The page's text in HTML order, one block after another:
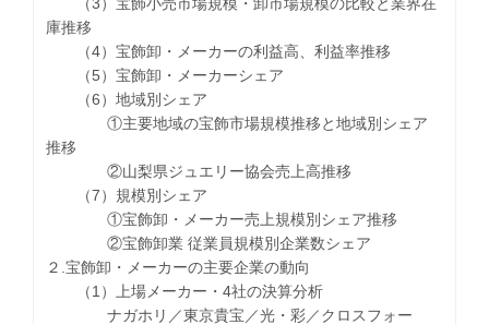
庫推移
（4）宝飾卸・メーカーの利益高、利益率推移
（5）宝飾卸・メーカーシェア
（6）地域別シェア
①主要地域の宝飾市場規模推移と地域別シェア
推移
②山梨県ジュエリー協会売上高推移
（7）規模別シェア
①宝飾卸・メーカー売上規模別シェア推移
②宝飾卸業 従業員規模別企業数シェア
２.宝飾卸・メーカーの主要企業の動向
（1）上場メーカー・4社の決算分析
ナガホリ／東京貴宝／光・彩／クロスフォー